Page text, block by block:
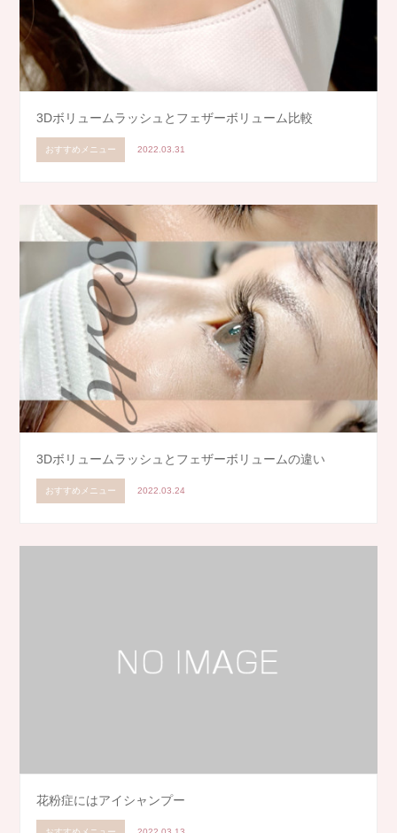
3Dボリュームラッシュとフェザーボリューム比較
おすすめメニュー 2022.03.31
3Dボリュームラッシュとフェザーボリュームの違い
おすすめメニュー 2022.03.24
花粉症にはアイシャンプー